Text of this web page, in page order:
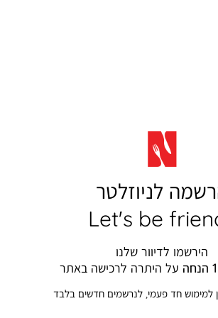
לניוזלטר
Let's be
הירשמו לדיוור שלנו
על היתרה לרכישה באתר
למימוש חד פעמי, לנרשמים חדשים בלבד